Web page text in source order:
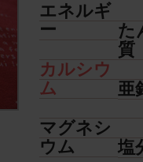
エネルギ
ー
た
質
カルシウ
ム
亜
マグネシ
ウム
塩